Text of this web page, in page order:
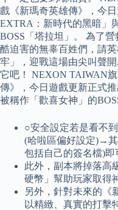
戲《新瑪奇英雄傳》，今
EXTRA：新時代的黑暗」
BOSS「塔拉坦」。 為了
酷迫害的無辜百姓們，請
牢」，迎戰這場由尖叫聲
它吧！ NEXON TAIWAN
傳》，今日遊戲更新正式
被稱作「歡喜女神」的
○安全設定若是看不
(哈啦區偏好設定)→其
包括自己的簽名檔)即
此外，副本將掉落高
硬幣」幫助玩家取得
另外，針對未來的《
以精緻、真實的打擊